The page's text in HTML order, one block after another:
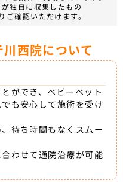
独自に収集したもの
ご確認いただけます。
西院について
ができ、ベビーベット
も安心して施術を受け
待ち時間もなくスムー
わせて通院治療が可能